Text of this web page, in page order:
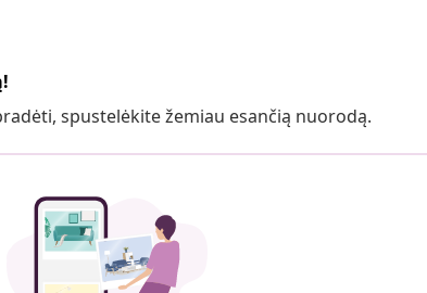
spustelėkite žemiau esančią nuorodą.